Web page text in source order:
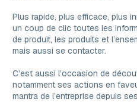
Plus rapide, plus efficace, plus
un coup de clic toutes les
de produit, les produits et
mais aussi se contacter.
C’est aussi l’occasion de
notamment ses actions en
mantra de l’entreprise depuis